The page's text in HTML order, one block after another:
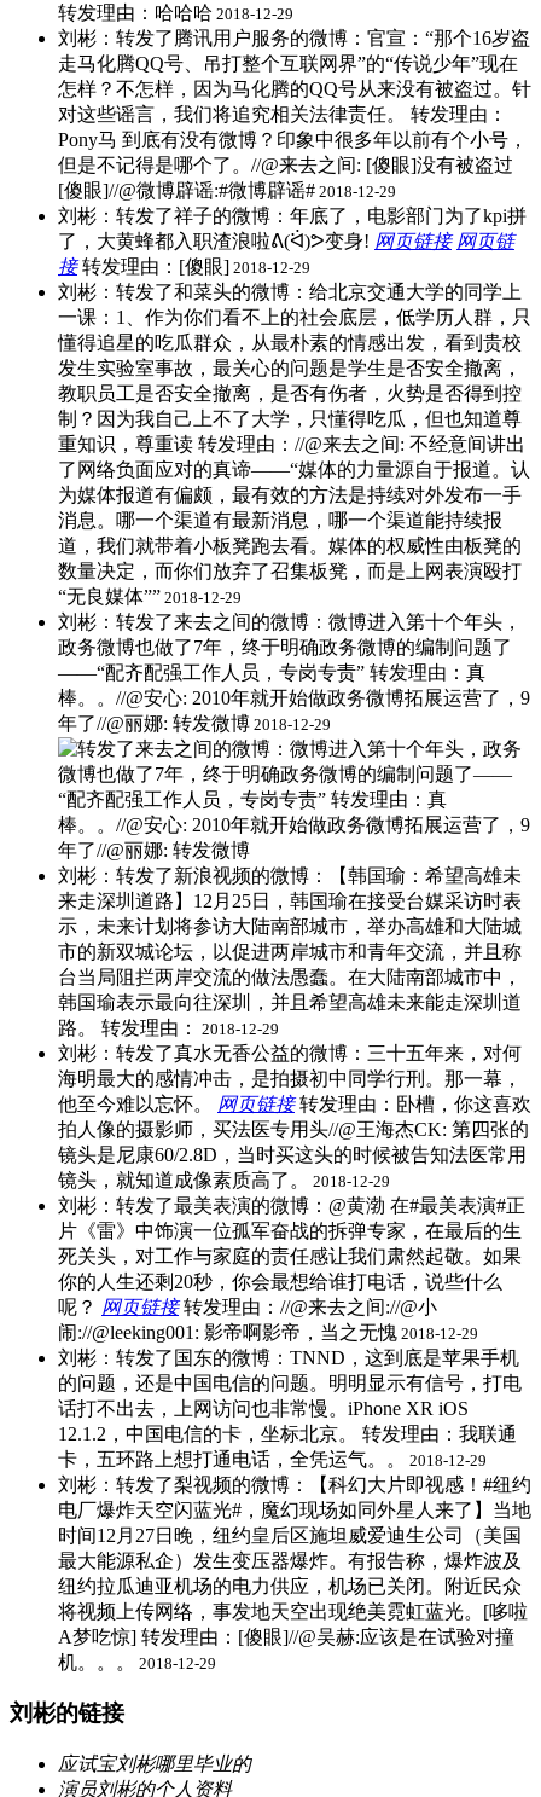
转发理由：哈哈哈 2018-12-29
刘彬：转发了腾讯用户服务的微博：官宣：“那个16岁盗
走马化腾QQ号、吊打整个互联网界”的“传说少年”现在
怎样？不怎样，因为马化腾的QQ号从来没有被盗过。针
对这些谣言，我们将追究相关法律责任。 ​转发理由：
Pony马 到底有没有微博？印象中很多年以前有个小号，
但是不记得是哪个了。//@来去之间: [傻眼]没有被盗过
[傻眼]//@微博辟谣:#微博辟谣# 2018-12-29
刘彬：转发了祥子的微博：年底了，电影部门为了kpi拼
了，大黄蜂都入职渣浪啦ᕕ(ᐛ)ᕗ变身! 网页链接 网页链
接​转发理由：[傻眼] 2018-12-29
刘彬：转发了和菜头的微博：给北京交通大学的同学上
一课：1、作为你们看不上的社会底层，低学历人群，只
懂得追星的吃瓜群众，从最朴素的情感出发，看到贵校
发生实验室事故，最关心的问题是学生是否安全撤离，
教职员工是否安全撤离，是否有伤者，火势是否得到控
制？因为我自己上不了大学，只懂得吃瓜，但也知道尊
重知识，尊重读 ​转发理由：//@来去之间: 不经意间讲出
了网络负面应对的真谛——“媒体的力量源自于报道。认
为媒体报道有偏颇，最有效的方法是持续对外发布一手
消息。哪一个渠道有最新消息，哪一个渠道能持续报
道，我们就带着小板凳跑去看。媒体的权威性由板凳的
数量决定，而你们放弃了召集板凳，而是上网表演殴打
“无良媒体”” 2018-12-29
刘彬：转发了来去之间的微博：微博进入第十个年头，
政务微博也做了7年，终于明确政务微博的编制问题了
——“配齐配强工作人员，专岗专责” ​转发理由：真
棒。。//@安心: 2010年就开始做政务微博拓展运营了，9
年了//@丽娜: 转发微博 2018-12-29
刘彬：转发了新浪视频的微博：【韩国瑜：希望高雄未
来走深圳道路】12月25日，韩国瑜在接受台媒采访时表
示，未来计划将参访大陆南部城市，举办高雄和大陆城
市的新双城论坛，以促进两岸城市和青年交流，并且称
台当局阻拦两岸交流的做法愚蠢。在大陆南部城市中，
韩国瑜表示最向往深圳，并且希望高雄未来能走深圳道
路。 ​转发理由：
2018-12-29
刘彬：转发了真水无香公益的微博：三十五年来，对何
海明最大的感情冲击，是拍摄初中同学行刑。那一幕，
他至今难以忘怀。 网页链接​转发理由：卧槽，你这喜欢
拍人像的摄影师，买法医专用头//@王海杰CK: 第四张的
镜头是尼康60/2.8D，当时买这头的时候被告知法医常用
镜头，就知道成像素质高了。
2018-12-29
刘彬：转发了最美表演的微博：@黄渤 在#最美表演#正
片《雷》中饰演一位孤军奋战的拆弹专家，在最后的生
死关头，对工作与家庭的责任感让我们肃然起敬。如果
你的人生还剩20秒，你会最想给谁打电话，说些什么
呢？ 网页链接​转发理由：//@来去之间://@小
闹://@leeking001: 影帝啊影帝，当之无愧 2018-12-29
刘彬：转发了国东的微博：TNND，这到底是苹果手机
的问题，还是中国电信的问题。明明显示有信号，打电
话打不出去，上网访问也非常慢。iPhone XR iOS
12.1.2，中国电信的卡，坐标北京。 ​转发理由：我联通
卡，五环路上想打通电话，全凭运气。。
2018-12-29
刘彬：转发了梨视频的微博：【科幻大片即视感！#纽约
电厂爆炸天空闪蓝光#，魔幻现场如同外星人来了】当地
时间12月27日晚，纽约皇后区施坦威爱迪生公司（美国
最大能源私企）发生变压器爆炸。有报告称，爆炸波及
纽约拉瓜迪亚机场的电力供应，机场已关闭。附近民众
将视频上传网络，事发地天空出现绝美霓虹蓝光。[哆啦
A梦吃惊] ​转发理由：[傻眼]//@吴赫:应该是在试验对撞
机。。。
2018-12-29
刘彬的链接
应试宝刘彬哪里毕业的
演员刘彬的个人资料